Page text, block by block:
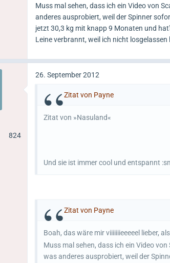
Muss mal sehen, dass ich ein Video von
anderes ausprobiert, weil der Spinner
jetzt 30,3 kg mit knapp 9 Monaten und
Leine verbrannt, weil ich nicht losgelassen
824
26. September 2012
Zitat von Payne
Zitat von »Nasuland«
Und sie ist immer cool und entspannt
Zitat von Payne
Boah, das wäre mir viiiiiiieeeeel lieber,
Muss mal sehen, dass ich ein Video
was anderes ausprobiert, weil der